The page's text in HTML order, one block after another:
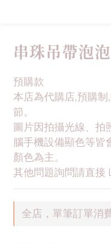
串珠吊帶泡
預購款
本店為代購店,預購
節。
圖片因拍攝光線、拍
腦手機設備顯色等皆
顏色為主。
其他問題詢問請直接
全店，單筆訂單消